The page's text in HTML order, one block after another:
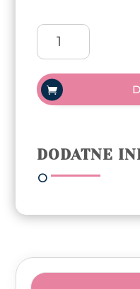
Arty
Nails
kolekcija
trajnih
lakova
Art
6x5ml
DODATNE